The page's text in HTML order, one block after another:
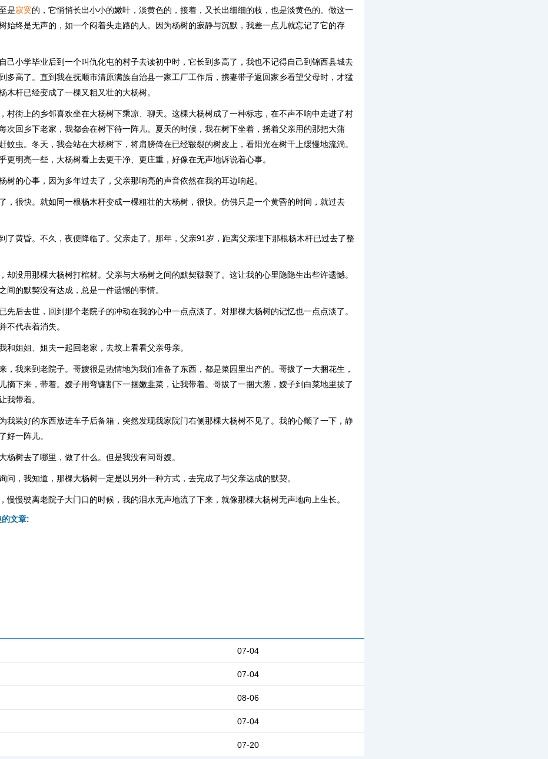
是寂寞的，它悄悄长出小小的嫩叶，淡黄色的，接着，又长出细细的枝，也是淡黄色的。做这一
始终是无声的，如一个闷着头走路的人。因为杨树的寂静与沉默，我差一点儿就忘记了它的存
己小学毕业后到一个叫仇化屯的村子去读初中时，它长到多高了，我也不记得自己到锦西县城去
多高了。直到我在抚顺市清原满族自治县一家工厂工作后，携妻带子返回家乡看望父母时，才猛
木杆已经变成了一棵又粗又壮的大杨树。
村街上的乡邻喜欢坐在大杨树下乘凉、聊天。这棵大杨树成了一种标志，在不声不响中走进了村
次回乡下老家，我都会在树下待一阵儿。夏天的时候，我在树下坐着，摇着父亲用的那把大蒲
蚊虫。冬天，我会站在大杨树下，将肩膀倚在已经皲裂的树皮上，看阳光在树干上缓慢地流淌。
更明亮一些，大杨树看上去更干净、更庄重，好像在无声地诉说着心事。
树的心事，因为多年过去了，父亲那响亮的声音依然在我的耳边响起。
，很快。就如同一根杨木杆变成一棵粗壮的大杨树，很快。仿佛只是一个黄昏的时间，就过去
了黄昏。不久，夜便降临了。父亲走了。那年，父亲91岁，距离父亲埋下那根杨木杆已过去了整
却没用那棵大杨树打棺材。父亲与大杨树之间的默契皲裂了。这让我的心里隐隐生出些许遗憾。
间的默契没有达成，总是一件遗憾的事情。
先后去世，回到那个老院子的冲动在我的心中一点点淡了。对那棵大杨树的记忆也一点点淡了。
不代表着消失。
和姐姐、姐夫一起回老家，去坟上看看父亲母亲。
，我来到老院子。哥嫂很是热情地为我们准备了东西，都是菜园里出产的。哥拔了一大捆花生，
摘下来，带着。嫂子用弯镰割下一捆嫩韭菜，让我带着。哥拔了一捆大葱，嫂子到白菜地里拔了
我带着。
我装好的东西放进车子后备箱，突然发现我家院门右侧那棵大杨树不见了。我的心颤了一下，静
好一阵儿。
杨树去了哪里，做了什么。但是我没有问哥嫂。
问，我知道，那棵大杨树一定是以另外一种方式，去完成了与父亲达成的默契。
慢慢驶离老院子大门口的时候，我的泪水无声地流了下来，就像那棵大杨树无声地向上生长。
文章:
07-04
07-04
08-06
07-04
07-20